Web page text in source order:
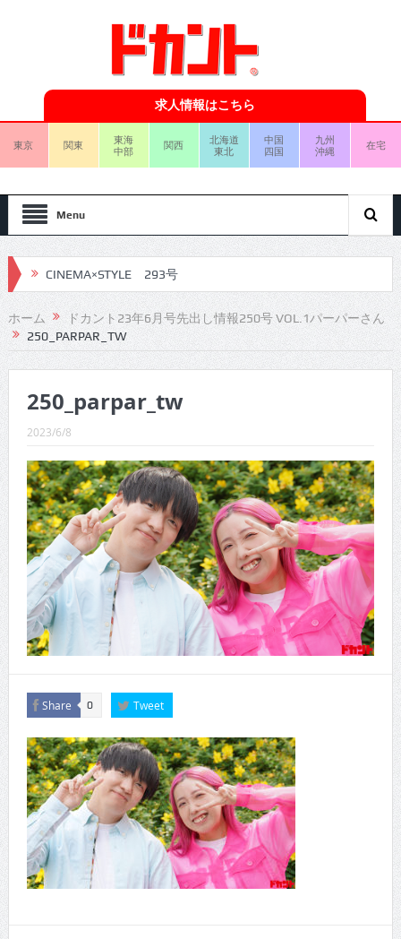
求人情報はこちら
東京 関東
東海
中部
関西
北海道
東北
中国
四国
九州
沖縄
在宅
Menu
CINEMA×STYLE 293号
CINEMA×STYLE 292号
CINEMA×STYLE 291号
CINEMA×STYLE 290号
CINEMA×STYLE 289号
CINEMA×STYLE 288号
CINEMA×STYLE 287号
CINEMA×STYLE 286号
CINEMA×STYLE 285号
CINEMA×STYLE 294号
ホーム
ドカント23年6月号先出し情報250号 VOL.1パーパーさん
250_PARPAR_TW
250_parpar_tw
2023/6/8
Share 0 Tweet